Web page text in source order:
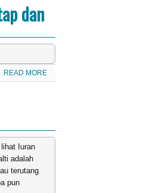
dan
READ MORE
Iuran
adalah
terutang
pun